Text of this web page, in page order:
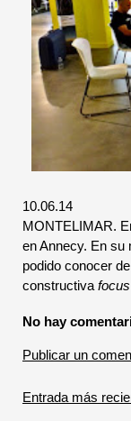
10.06.14
MONTELIMAR.
en Annecy. En su
podido conocer
constructiva
No hay
Publicar un
Entrada más